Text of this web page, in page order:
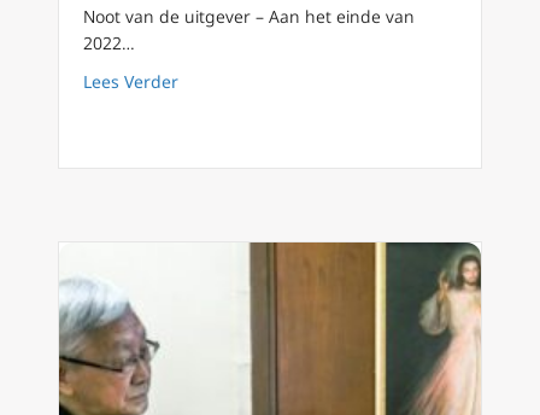
Noot van de uitgever – Aan het einde van
2022…
Lees Verderabout De wereldwijde bedreiging van de